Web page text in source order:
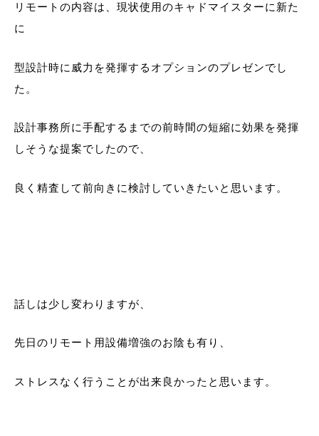
リモートの内容は、現状使用のキャドマイスターに新た
に
型設計時に威力を発揮するオプションのプレゼンでし
た。
設計事務所に手配するまでの前時間の短縮に効果を発揮
しそうな提案でしたので、
良く精査して前向きに検討していきたいと思います。
話しは少し変わりますが、
先日のリモート用設備増強のお陰も有り、
ストレスなく行うことが出来良かったと思います。